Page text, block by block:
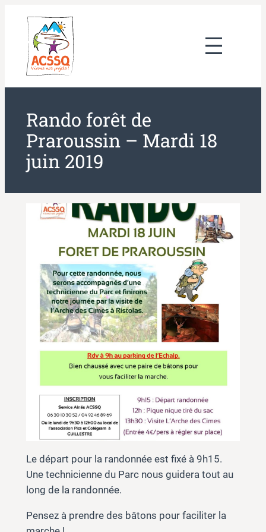
contenu
Rando forêt de
Praroussin – Mardi 18
juin 2019
Le départ pour la randonnée est fixé à 9h15.
Une technicienne du Parc nous guidera tout au
long de la randonnée.
Pensez à prendre des bâtons pour faciliter la